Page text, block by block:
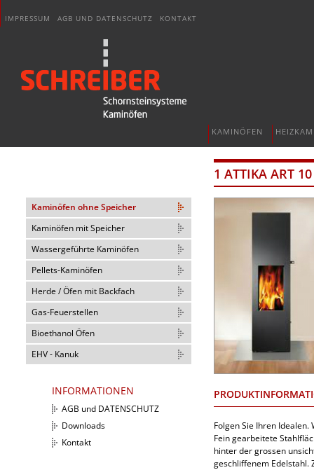
IMPRESSUM AGB UND DATENSCHUTZ KONTAKT
KAMINÖFEN
Kaminöfen ohne Speicher
Kaminöfen mit Speicher
Wassergeführte Kaminöfen
Pellets-Kaminöfen
Herde / Öfen mit Backfach
Gas-Feuerstellen
Bioethanol Öfen
EHV - Kanuk
1 ATTIKA ART 10
Folgen Sie Ihren Idealen.
Fein gearbeitete
hinter der grossen
geschliffenem Edelstahl.
INFORMATIONEN
AGB und DATENSCHUTZ
Downloads
Kontakt